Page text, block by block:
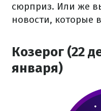
сюрприз. Или же
новости, которые
Козерог (22
января)